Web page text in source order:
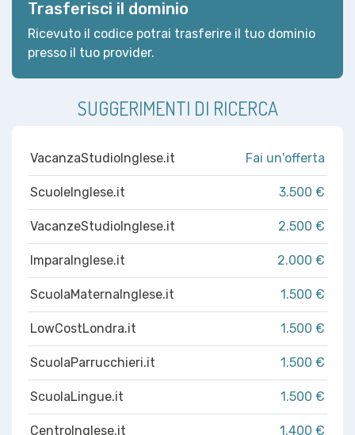
Trasferisci il dominio
Ricevuto il codice potrai trasferire il tuo dominio
presso il tuo provider.
SUGGERIMENTI DI RICERCA
VacanzaStudioInglese.it Fai un'offerta
ScuoleInglese.it 3.500 €
VacanzeStudioInglese.it 2.500 €
ImparaInglese.it 2.000 €
ScuolaMaternaInglese.it 1.500 €
LowCostLondra.it 1.500 €
ScuolaParrucchieri.it 1.500 €
ScuolaLingue.it 1.500 €
CentroInglese.it 1.400 €